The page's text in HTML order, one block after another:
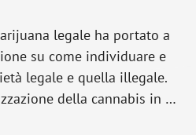
legale ha portato a
su come individuare e
legale e quella illegale.
della cannabis in …